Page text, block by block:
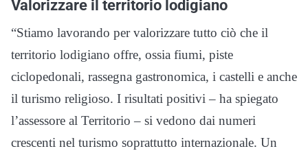
Valorizzare il territorio lodigiano
“Stiamo lavorando per valorizzare tutto ciò che il
territorio lodigiano offre, ossia fiumi, piste
ciclopedonali, rassegna gastronomica, i castelli e anche
il turismo religioso. I risultati positivi – ha spiegato
l’assessore al Territorio – si vedono dai numeri
crescenti nel turismo soprattutto internazionale. Un